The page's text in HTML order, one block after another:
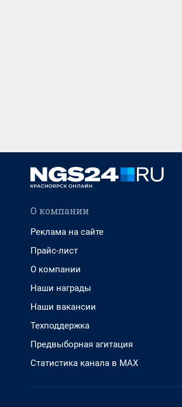
О компании
Реклама на сайте
Прайс-лист
О компании
Наши награды
Наши вакансии
Техподдержка
Предвыборная агитация
Статистика канала в MAX